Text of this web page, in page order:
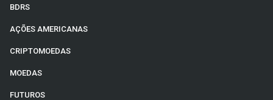
BDRS
AÇÕES AMERICANAS
CRIPTOMOEDAS
MOEDAS
FUTUROS